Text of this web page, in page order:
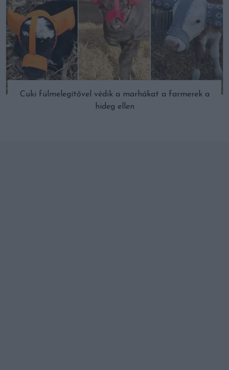
Cuki fülmelegítővel védik a marhákat a farmerek a
hideg ellen